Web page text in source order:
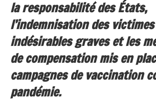
la responsabilité des États,
l’indemnisation des
indésirables graves et les
de compensation mis en
campagnes de vaccination
pandémie.